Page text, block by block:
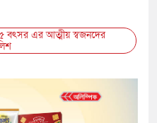
বৎসর এর আত্মীয় স্বজনদের